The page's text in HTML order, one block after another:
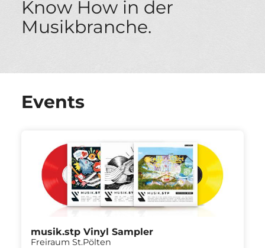
Know How in der
Musikbranche.
Events
musik.stp Vinyl Sampler
Freiraum St.Pölten